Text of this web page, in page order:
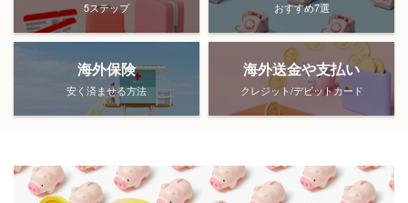
5ステップ おすすめ7選
海外保険
安く済ませる方法
海外送金や支払い
クレジット/デビットカード